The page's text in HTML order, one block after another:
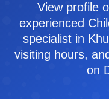
View profile
experienced
specialist in
visiting hours,
on